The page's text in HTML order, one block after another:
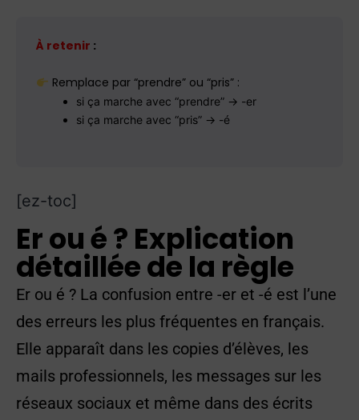
À retenir :
Remplace par “prendre” ou “pris” :
si ça marche avec “prendre” → -er
si ça marche avec “pris” → -é
[ez-toc]
Er ou é ? Explication
détaillée de la règle
Er ou é ? La confusion entre -er et -é est l’une
des erreurs les plus fréquentes en français.
Elle apparaît dans les copies d’élèves, les
mails professionnels, les messages sur les
réseaux sociaux et même dans des écrits